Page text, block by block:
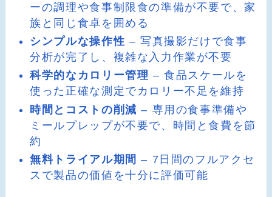
ーの調理や食事制限食の準備が不要で、家
族と同じ食卓を囲める
シンプルな操作性 – 写真撮影だけで食事
分析が完了し、複雑な入力作業が不要
科学的なカロリー管理 – 食品スケールを
使った正確な測定でカロリー不足を維持
時間とコストの削減 – 専用の食事準備や
ミールプレップが不要で、時間と食費を節
約
無料トライアル期間 – 7日間のフルアクセ
スで製品の価値を十分に評価可能